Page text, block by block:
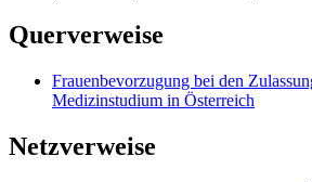
Querverweise
Frauenbevorzugung bei den
Medizinstudium in Österreich
Netzverweise